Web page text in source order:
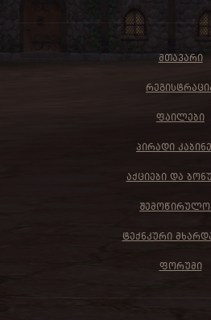
ᲛᲗᲐᲕᲐᲠᲘ
ᲤᲐᲘᲚᲔᲑᲘ
ᲞᲘᲠᲐᲓᲘ
ᲐᲥᲪᲘᲔᲑᲘ ᲓᲐ
ᲢᲔᲥᲜᲙᲣᲠᲘ
ᲤᲝᲠᲣᲛᲘ